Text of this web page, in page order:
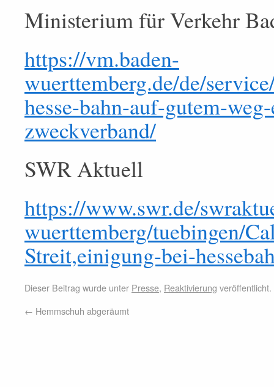
Ministerium für Verkehr
https://vm.baden-
wuerttemberg.de/de/
hesse-bahn-auf-gutem-
zweckverband/
SWR Aktuell
https://www.swr.de/
wuerttemberg/tuebingen/
Streit,einigung-bei-
Dieser Beitrag wurde unter Presse, Reaktivierung
← Hemmschuh abgeräumt